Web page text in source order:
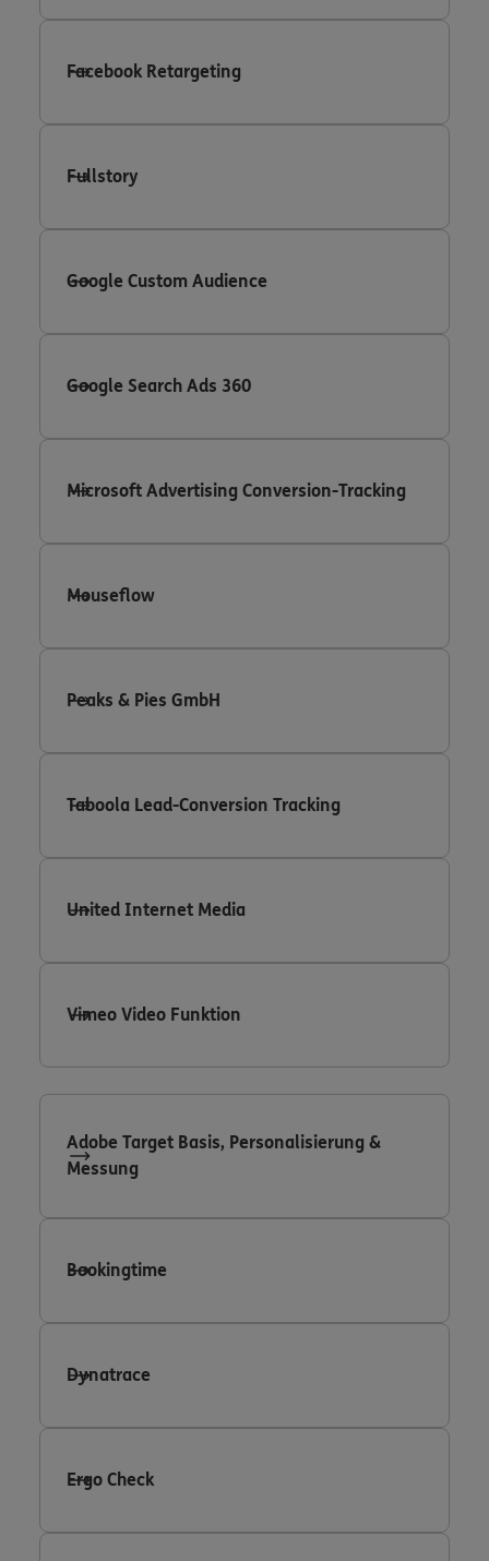
Facebook Retargeting
Fullstory
Google Custom Audience
Google Search Ads 360
Microsoft Advertising Conversion-Tracking
Mouseflow
Peaks & Pies GmbH
Taboola Lead-Conversion Tracking
United Internet Media
Vimeo Video Funktion
Adobe Target Basis, Personalisierung &
Messung
Bookingtime
Dynatrace
Ergo Check